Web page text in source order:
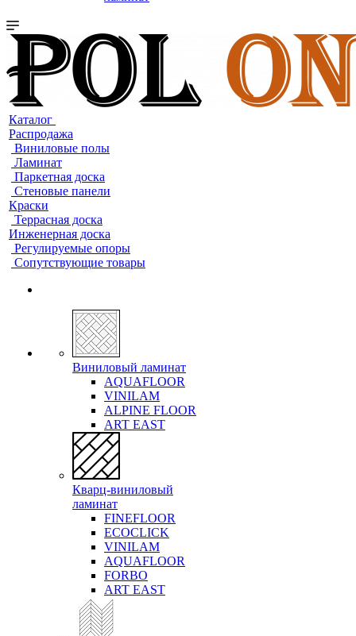
Каталог
Распродажа
Виниловые полы
Ламинат
Паркетная доска
Стеновые панели
Краски
Террасная доска
Инженерная доска
Регулируемые опоры
Сопутствующие товары
Виниловый ламинат
AQUAFLOOR
VINILAM
ALPINE FLOOR
ART EAST
Кварц-виниловый
ламинат
FINEFLOOR
ECOCLICK
VINILAM
AQUAFLOOR
FORBO
ART EAST